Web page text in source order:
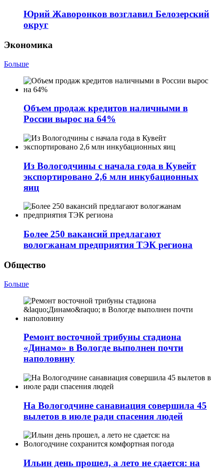
Юрий Жаворонков возглавил Белозерский
округ
Экономика
Больше
Объем продаж кредитов наличными в
России вырос на 64%
Из Вологодчины с начала года в Кувейт
экспортировано 2,6 млн инкубационных
яиц
Более 250 вакансий предлагают
вологжанам предприятия ТЭК региона
Общество
Больше
Ремонт восточной трибуны стадиона
«Динамо» в Вологде выполнен почти
наполовину
На Вологодчине санавиация совершила 45
вылетов в июле ради спасения людей
Ильин день прошел, а лето не сдается: на